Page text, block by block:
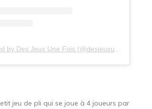
A post shared by Des Jeux Une Fois (@desjeuxunefois)
jeu de pli qui se joue à 4 joueurs par